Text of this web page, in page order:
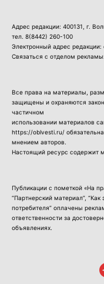
Адрес редакции: 400131, г.
тел. 8(8442) 260-100
Электронный адрес
Связаться с отделом рекламы:
Все права на материалы,
защищены и охраняются
частичном
использовании материалов
https://oblvesti.ru/
мнением авторов.
Настоящий ресурс содержит
Публикации с пометкой «На
“Партнерский материал”, “Как
потребителя” оплачены
ответственности за
объявлениях.